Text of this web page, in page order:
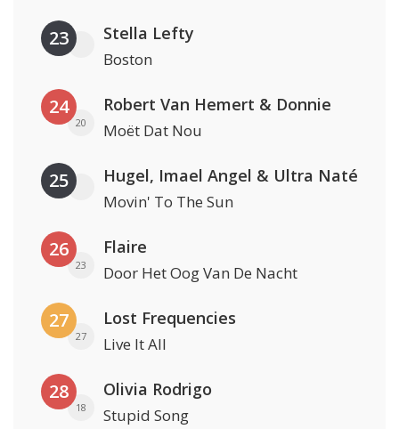
23 Stella Lefty
Boston
24
20
Robert Van Hemert & Donnie
Moët Dat Nou
25 Hugel, Imael Angel & Ultra Naté
Movin' To The Sun
26
23
Flaire
Door Het Oog Van De Nacht
27
27
Lost Frequencies
Live It All
28
18
Olivia Rodrigo
Stupid Song